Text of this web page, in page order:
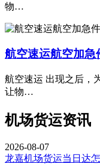
物…
航空速运航空加急
航空速运 出现之后，
让物…
机场货运资讯
2026-08-07
龙嘉机场货运当日达